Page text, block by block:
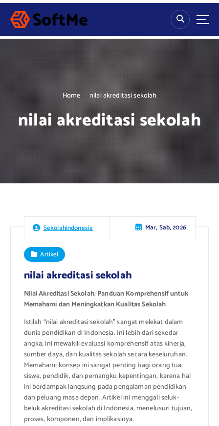
S
p
Home nilai akreditasi sekolah
nilai akreditasi sekolah
Sekolahindonesia Mar, Sab, 2026
Artikel
nilai akreditasi sekolah
Nilai Akreditasi Sekolah: Panduan Komprehensif untuk
Memahami dan Meningkatkan Kualitas Sekolah
Istilah “nilai akreditasi sekolah” sangat melekat dalam
dunia pendidikan di Indonesia. Ini lebih dari sekedar
angka; ini mewakili evaluasi komprehensif atas kinerja,
sumber daya, dan kualitas sekolah secara keseluruhan.
Memahami konsep ini sangat penting bagi orang tua,
siswa, pendidik, dan pemangku kepentingan, karena hal
ini berdampak langsung pada pengalaman pendidikan
dan peluang masa depan. Artikel ini menggali seluk-
beluk akreditasi sekolah di Indonesia, menelusuri tujuan,
proses, komponen, dan implikasinya.